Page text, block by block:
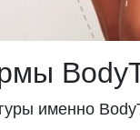
именно